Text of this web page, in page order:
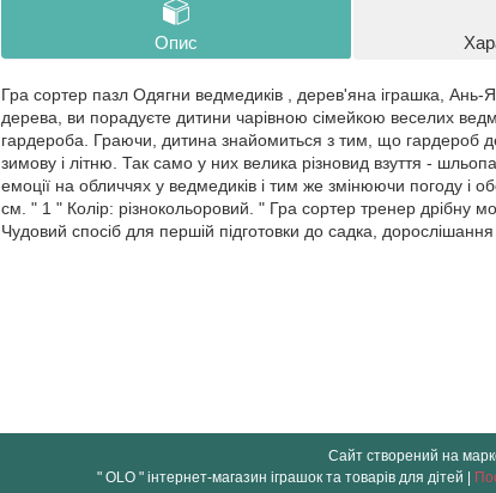
Опис
Гра сортер пазл Одягни ведмедиків , дерев'яна іграшка,
дерева, ви порадуєте дитини чарівною сімейкою веселих
гардероба. Граючи, дитина знайомиться з тим, що гардероб
зимову і літню. Так само у них велика різновид взуття -
емоції на обличчях у ведмедиків і тим же змінюючи погоду і
см. " 1 " Колір: різнокольоровий. " Гра сортер тренер дрібну
Чудовий спосіб для першій підготовки до садка, дорослішання
Сайт створений на
" OLO " інтернет-магазин іграшок та товарів для дітей |